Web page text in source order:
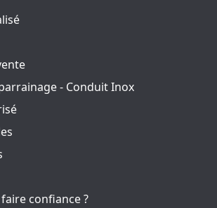
- Conduit Inox
confiance ?